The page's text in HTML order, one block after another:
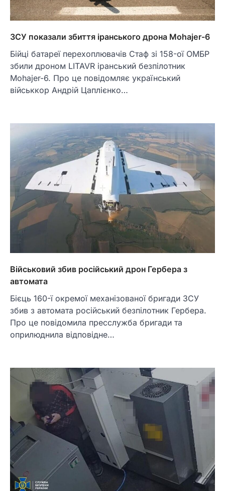
ЗСУ показали збиття іранського дрона Mohajer-6
Бійці батареї перехоплювачів Стаф зі 158-ої ОМБР
збили дроном LITAVR іранський безпілотник
Mohajer-6. Про це повідомляє український
військкор Андрій Цаплієнко…
Військовий збив російський дрон Гербера з
автомата
Бієць 160-ї окремої механізованої бригади ЗСУ
збив з автомата російський безпілотник Гербера.
Про це повідомила пресслужба бригади та
оприлюднила відповідне…